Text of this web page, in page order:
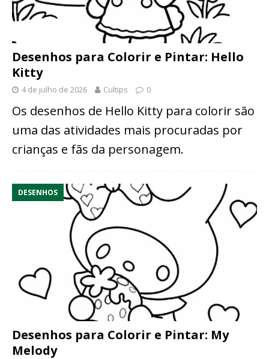
Desenhos para Colorir e Pintar: Hello
Kitty
4 de julho de 2026 Cultips 0
Os desenhos de Hello Kitty para colorir são
uma das atividades mais procuradas por
crianças e fãs da personagem.
DESENHOS
Desenhos para Colorir e Pintar: My
Melody